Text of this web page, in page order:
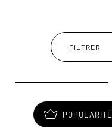
de sérénité.
FILTRER
POPULARITÉ